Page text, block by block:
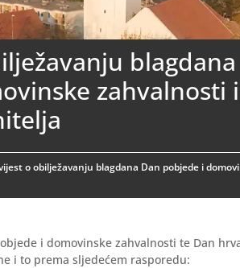
zahvalnosti
o obilježavanju blagdana Dan pobjede i
i domovinske zahvalnosti te Dan
i to prema sljedećem rasporedu: